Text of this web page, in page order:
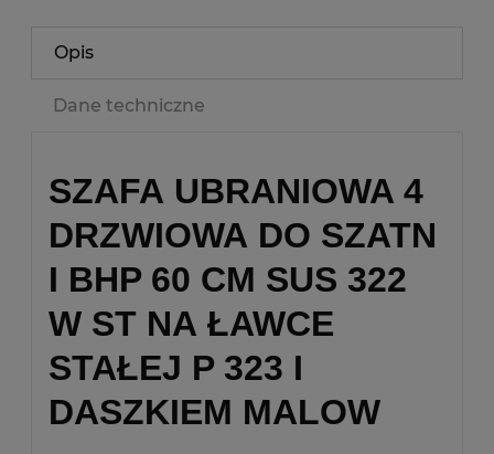
Opis
Dane techniczne
SZAFA UBRANIOWA 4
DRZWIOWA DO SZATN
I BHP 60 CM SUS 322
W ST NA ŁAWCE
STAŁEJ P 323 I
DASZKIEM MALOW